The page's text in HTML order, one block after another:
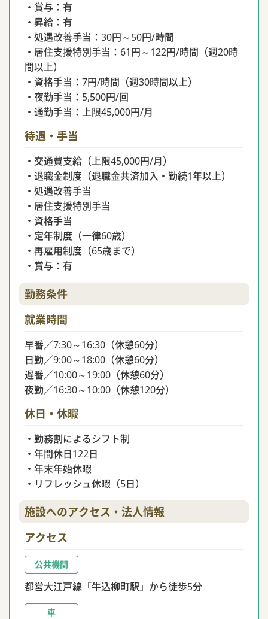
・賞与：有
・昇給：有
・処遇改善手当：30円～50円/時間
・居住支援特別手当：61円～122円/時間（週20時
間以上）
・資格手当：7円/時間（週30時間以上）
・夜勤手当：5,500円/回
・通勤手当：上限45,000円/月
待遇・手当
・交通費支給（上限45,000円/月）
・退職金制度（退職金共済加入・勤続1年以上）
・処遇改善手当
・居住支援特別手当
・資格手当
・定年制度（一律60歳）
・再雇用制度（65歳まで）
・賞与：有
勤務条件
就業時間
早番／7:30～16:30（休憩60分）
日勤／9:00～18:00（休憩60分）
遅番／10:00～19:00（休憩60分）
夜勤／16:30～10:00（休憩120分）
休日・休暇
・勤務割によるシフト制
・年間休日122日
・年末年始休暇
・リフレッシュ休暇（5日）
施設へのアクセス・法人情報
アクセス
公共機関
都営大江戸線「牛込柳町駅」から徒歩5分
車